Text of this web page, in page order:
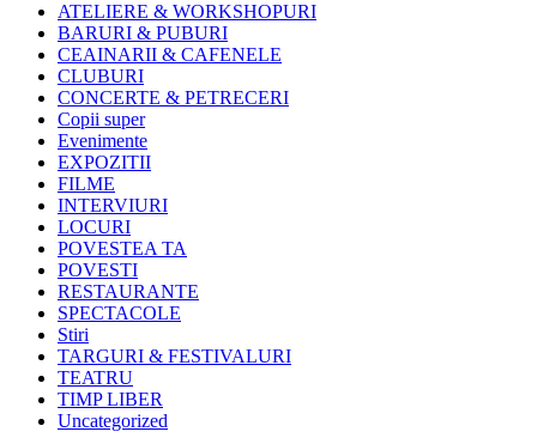
ATELIERE & WORKSHOPURI
BARURI & PUBURI
CEAINARII & CAFENELE
CLUBURI
CONCERTE & PETRECERI
Copii super
Evenimente
EXPOZITII
FILME
INTERVIURI
LOCURI
POVESTEA TA
POVESTI
RESTAURANTE
SPECTACOLE
Stiri
TARGURI & FESTIVALURI
TEATRU
TIMP LIBER
Uncategorized